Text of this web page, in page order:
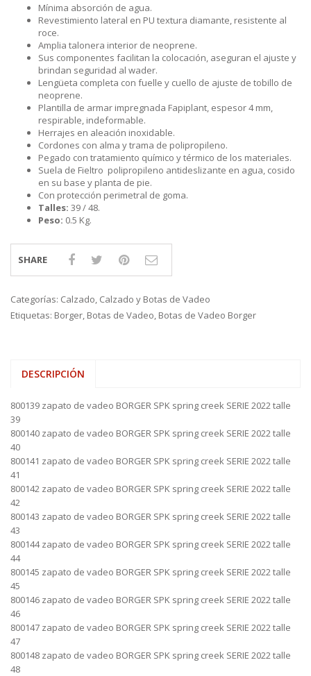
Mínima absorción de agua.
Revestimiento lateral en PU textura diamante, resistente al
roce.
Amplia talonera interior de neoprene.
Sus componentes facilitan la colocación, aseguran el ajuste y
brindan seguridad al wader.
Lengüeta completa con fuelle y cuello de ajuste de tobillo de
neoprene.
Plantilla de armar impregnada Fapiplant, espesor 4 mm,
respirable, indeformable.
Herrajes en aleación inoxidable.
Cordones con alma y trama de polipropileno.
Pegado con tratamiento químico y térmico de los materiales.
Suela de Fieltro polipropileno antideslizante en agua, cosido
en su base y planta de pie.
Con protección perimetral de goma.
Talles: 39 / 48.
Peso: 0.5 Kg.
SHARE
Categorías: Calzado Calzado y Botas de Vadeo
Etiquetas: Borger Botas de Vadeo Botas de Vadeo Borger
DESCRIPCIÓN
800139 zapato de vadeo BORGER SPK spring creek SERIE 2022 talle
39
800140 zapato de vadeo BORGER SPK spring creek SERIE 2022 talle
40
800141 zapato de vadeo BORGER SPK spring creek SERIE 2022 talle
41
800142 zapato de vadeo BORGER SPK spring creek SERIE 2022 talle
42
800143 zapato de vadeo BORGER SPK spring creek SERIE 2022 talle
43
800144 zapato de vadeo BORGER SPK spring creek SERIE 2022 talle
44
800145 zapato de vadeo BORGER SPK spring creek SERIE 2022 talle
45
800146 zapato de vadeo BORGER SPK spring creek SERIE 2022 talle
46
800147 zapato de vadeo BORGER SPK spring creek SERIE 2022 talle
47
800148 zapato de vadeo BORGER SPK spring creek SERIE 2022 talle
48